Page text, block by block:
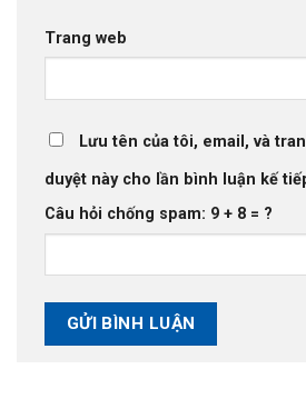
Trang web
Lưu tên của tôi, email, và
duyệt này cho lần bình luận kế
Câu hỏi chống spam: 9 + 8 = ?